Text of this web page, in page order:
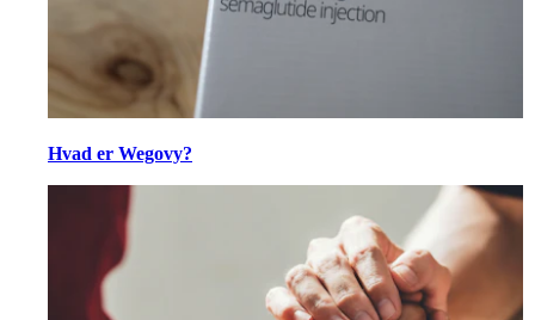
Hvad er Wegovy?